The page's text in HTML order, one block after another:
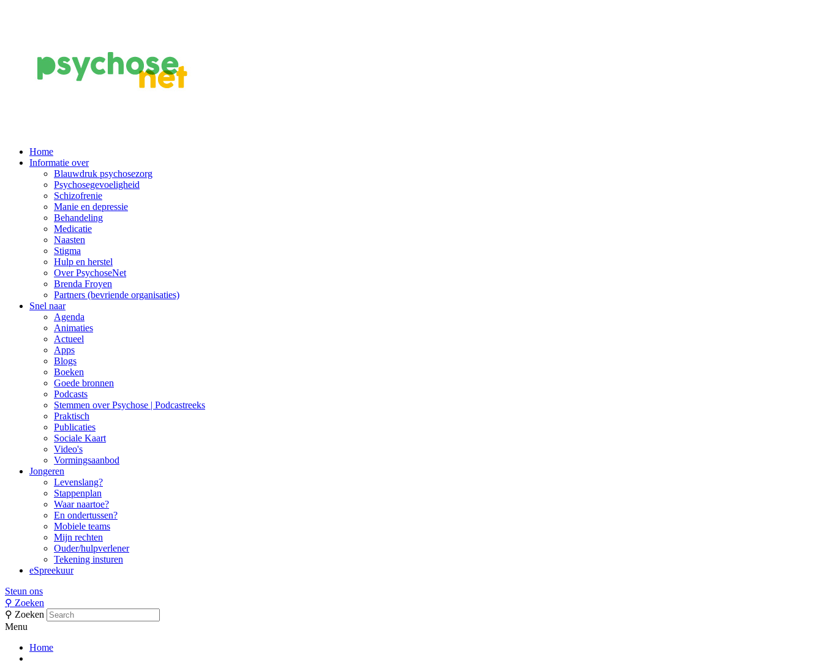
Main
Navigation
Home
Informatie over
Blauwdruk psychosezorg
Psychosegevoeligheid
Schizofrenie
Manie en depressie
Behandeling
Medicatie
Naasten
Stigma
Hulp en herstel
Over PsychoseNet
Brenda Froyen
Partners (bevriende organisaties)
Snel naar
Agenda
Animaties
Actueel
Apps
Blogs
Boeken
Goede bronnen
Podcasts
Stemmen over Psychose | Podcastreeks
Praktisch
Publicaties
Sociale Kaart
Video's
Vormingsaanbod
Jongeren
Levenslang?
Stappenplan
Waar naartoe?
En ondertussen?
Mobiele teams
Mijn rechten
Ouder/hulpverlener
Tekening insturen
eSpreekuur
Steun ons
⚲ Zoeken
⚲ Zoeken
Menu
Home